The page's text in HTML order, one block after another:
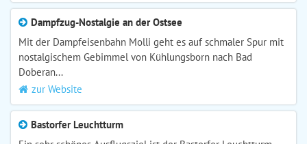
Dampfzug-Nostalgie an der Ostsee
Mit der Dampfeisenbahn Molli geht es auf schmaler Spur mit
nostalgischem Gebimmel von Kühlungsborn nach Bad
Doberan...
zur Website
Bastorfer Leuchtturm